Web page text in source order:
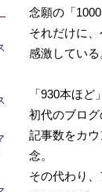
念願の「
それだけに
感激している
「930本ほ
初代のブロ
記事数をカ
念。
その代わり